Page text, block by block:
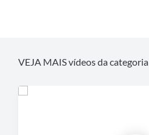
VEJA MAIS vídeos da categoria